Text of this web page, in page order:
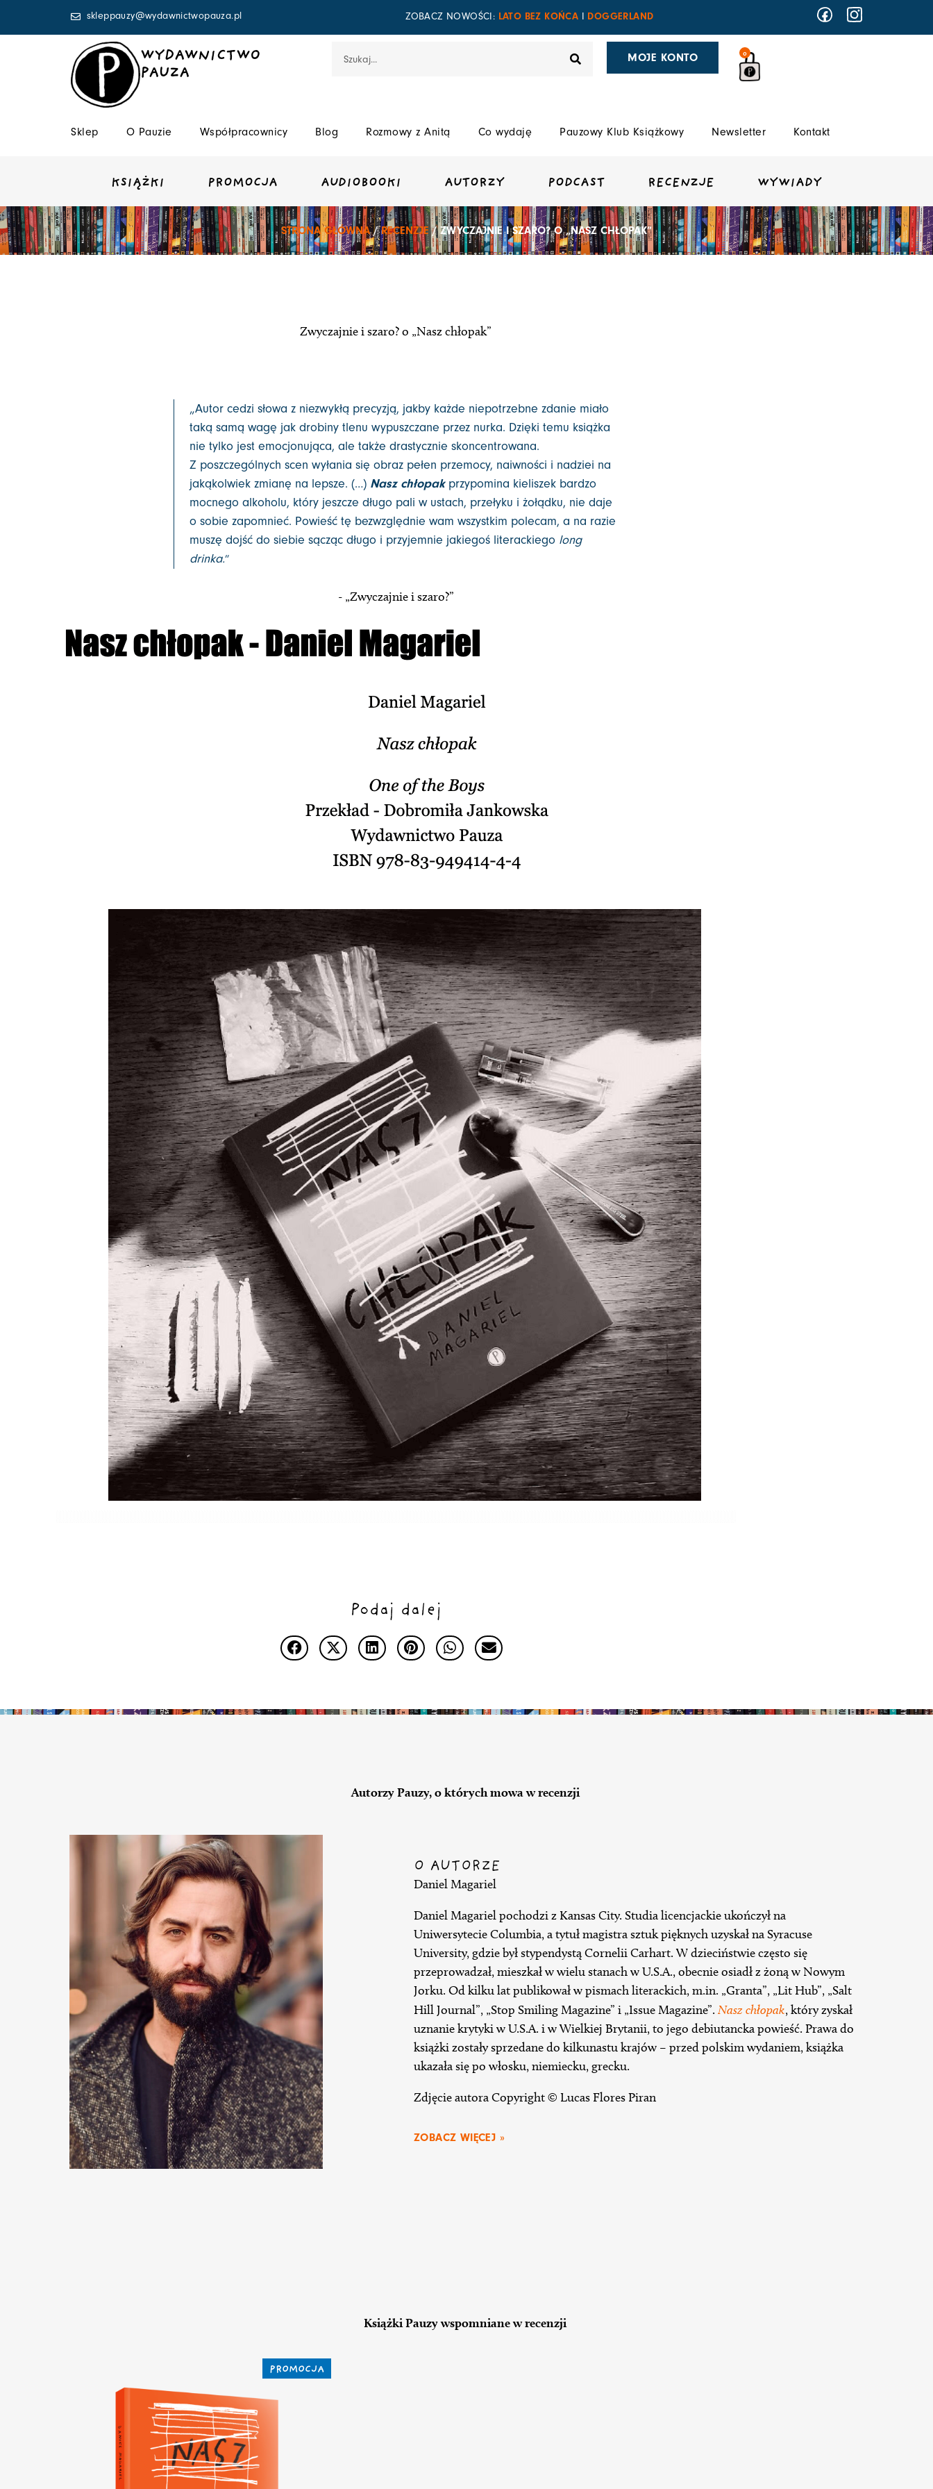
skleppauzy@wydawnictwopauza.pl ZOBACZ NOWOŚCI: LATO BEZ KOŃCA DOGGERLAND
WYDAWNICTWO
PAUZA
MOJE KONTO 0
Sklep O Pauzie Współpracownicy Blog Rozmowy z Anitą Co wydaję Pauzowy Klub Książkowy Newsletter Kontakt
KSIĄŻKI PROMOCJA AUDIOBOOKI AUTORZY PODCAST RECENZJE WYWIADY
STRONA GŁÓWNA/RECENZJE/ ZWYCZAJNIE I SZARO? O „NASZ CHŁOPAK”
Zwyczajnie i szaro? o „Nasz chłopak”
„Autor cedzi słowa z niezwykłą precyzją, jakby każde niepotrzebne zdanie miało
taką samą wagę jak drobiny tlenu wypuszczane przez nurka. Dzięki temu książka
nie tylko jest emocjonująca, ale także drastycznie skoncentrowana.
Z poszczególnych scen wyłania się obraz pełen przemocy, naiwności i nadziei na
jakąkolwiek zmianę na lepsze. (…) Nasz chłopakprzypomina kieliszek bardzo
mocnego alkoholu, który jeszcze długo pali w ustach, przełyku i żołądku, nie daje
o sobie zapomnieć. Powieść tę bezwzględnie wam wszystkim polecam, a na razie
muszę dojść do siebie sącząc długo i przyjemnie jakiegoś literackiego long
drinka.”
- „Zwyczajnie i szaro?”
Podaj dalej
Autorzy Pauzy, o których mowa w recenzji
O AUTORZE
Daniel Magariel
Daniel Magariel pochodzi z Kansas City. Studia licencjackie ukończył na
Uniwersytecie Columbia, a tytuł magistra sztuk pięknych uzyskał na Syracuse
University, gdzie był stypendystą Cornelii Carhart. W dzieciństwie często się
przeprowadzał, mieszkał w wielu stanach w U.S.A., obecnie osiadł z żoną w Nowym
Jorku. Od kilku lat publikował w pismach literackich, m.in. „Granta”, „Lit Hub”, „Salt
Hill Journal”, „Stop Smiling Magazine” i „Issue Magazine”. Nasz chłopak, który zyskał
uznanie krytyki w U.S.A. i w Wielkiej Brytanii, to jego debiutancka powieść. Prawa do
książki zostały sprzedane do kilkunastu krajów – przed polskim wydaniem, książka
ukazała się po włosku, niemiecku, grecku.
Zdjęcie autora Copyright © Lucas Flores Piran
ZOBACZ WIĘCEJ »
Książki Pauzy wspomniane w recenzji
PROMOCJA